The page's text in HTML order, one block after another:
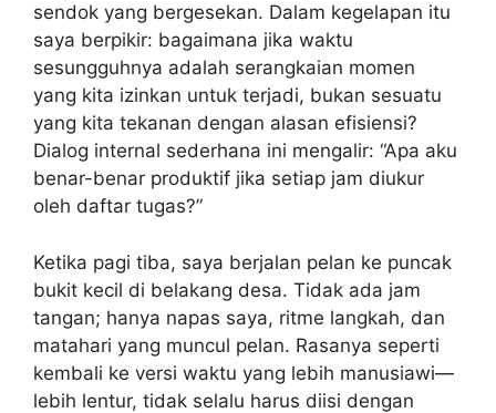
sendok yang bergesekan. Dalam kegelapan itu
saya berpikir: bagaimana jika waktu
sesungguhnya adalah serangkaian momen
yang kita izinkan untuk terjadi, bukan sesuatu
yang kita tekanan dengan alasan efisiensi?
Dialog internal sederhana ini mengalir: “Apa aku
benar-benar produktif jika setiap jam diukur
oleh daftar tugas?”
Ketika pagi tiba, saya berjalan pelan ke puncak
bukit kecil di belakang desa. Tidak ada jam
tangan; hanya napas saya, ritme langkah, dan
matahari yang muncul pelan. Rasanya seperti
kembali ke versi waktu yang lebih manusiawi—
lebih lentur, tidak selalu harus diisi dengan